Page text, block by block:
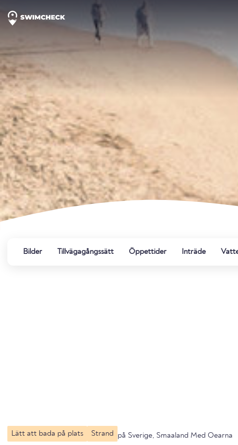
Bilder Tillvägagångssätt Öppettider Inträde
Lätt att bada på plats Strand på Sverige, Smaaland Med Oearna